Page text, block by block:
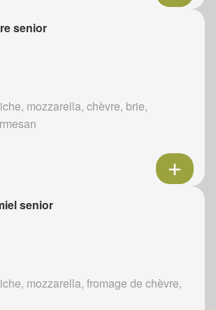
senior
mozzarella, chèvre, brie,
senior
mozzarella, fromage de chèvre,